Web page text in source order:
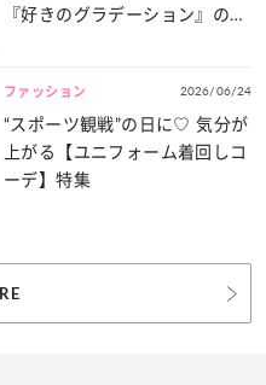
『好きのグラデーション』の魅
ファッション 2026/06/24
“スポーツ観戦”の日に♡ 気分が
上がる【ユニフォーム着回しコ
ーデ】特集